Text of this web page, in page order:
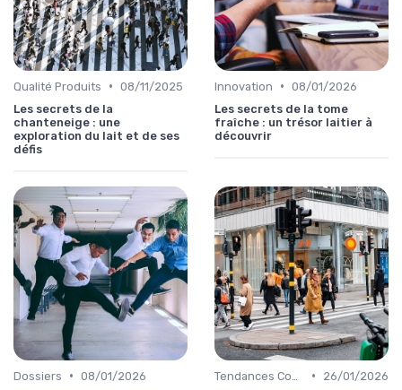
Qualité Produits • 08/11/2025
Les secrets de la
chanteneige : une
exploration du lait et de ses
défis
Innovation • 08/01/2026
Les secrets de la tome
fraîche : un trésor laitier à
découvrir
Dossiers • 08/01/2026
•
26/01/2026